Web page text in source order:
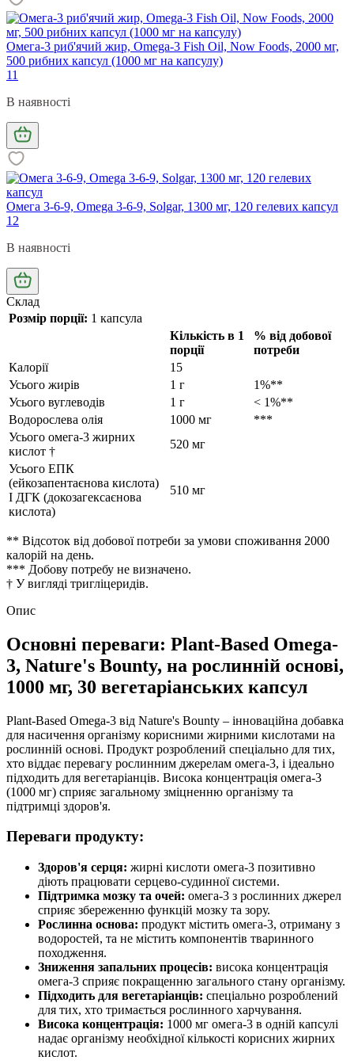
Омега-3 риб'ячий жир, Omega-3 Fish Oil, Now Foods, 2000 мг,
500 рибних капсул (1000 мг на капсулу)
11
В наявності
Омега 3-6-9, Omega 3-6-9, Solgar, 1300 мг, 120 гелевих капсул
12
В наявності
Склад
Розмір порції: 1 капсула
Кількість в 1
порції
% від добової
потреби
Калорії
15
Усього жирів
1 г
1%**
Усього вуглеводів
1 г
< 1%**
Водорослева олія
1000 мг
***
Усього омега-3 жирних
кислот †
520 мг
Усього ЕПК
(ейкозапентаєнова кислота)
І ДГК (докозагексаєнова
кислота)
510 мг
** Відсоток від добової потреби за умови споживання 2000
калорій на день.
*** Добову потребу не визначено.
† У вигляді тригліцеридів.
Опис
Основні переваги: Plant-Based Omega-
3, Nature's Bounty, на рослинній основі,
1000 мг, 30 вегетаріанських капсул
Plant-Based Omega-3 від Nature's Bounty – інноваційна добавка
для насичення організму корисними жирними кислотами на
рослинній основі. Продукт розроблений спеціально для тих,
хто віддає перевагу рослинним джерелам омега-3, і ідеально
підходить для вегетаріанців. Висока концентрація омега-3
(1000 мг) сприяє загальному зміцненню організму та
підтримці здоров'я.
Переваги продукту:
Здоров'я серця: жирні кислоти омега-3 позитивно
діють працювати серцево-судинної системи.
Підтримка мозку та очей: омега-3 з рослинних джерел
сприяє збереженню функцій мозку та зору.
Рослинна основа: продукт містить омега-3, отриману з
водоростей, та не містить компонентів тваринного
походження.
Зниження запальних процесів: висока концентрація
омега-3 сприяє покращенню загального стану організму.
Підходить для вегетаріанців: спеціально розроблений
для тих, хто тримається рослинного харчування.
Висока концентрація: 1000 мг омега-3 в одній капсулі
надає організму необхідної кількості корисних жирних
кислот.